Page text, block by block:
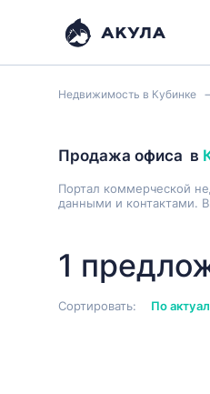
Недвижимость в Кубинке
Продажа офиса в
Портал коммерческой
данными и контактами.
1
Сортировать: По